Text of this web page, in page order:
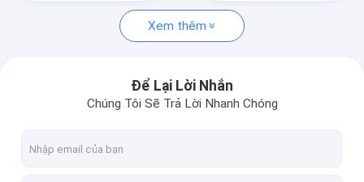
Yêu cầu Đặt giá
Cảm biến chuyển động lò vi sóng
Xem thêm
Để Lại Lời Nhắn
Chúng Tôi Sẽ Trả Lời Nhanh Chóng